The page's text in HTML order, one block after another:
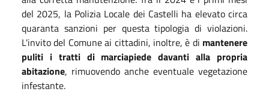
del 2025, la Polizia Locale dei Castelli ha elevato circa
quaranta sanzioni per questa tipologia di violazioni.
L'invito del Comune ai cittadini, inoltre, è di mantenere
puliti i tratti di marciapiede davanti alla propria
abitazione, rimuovendo anche eventuale vegetazione
infestante.